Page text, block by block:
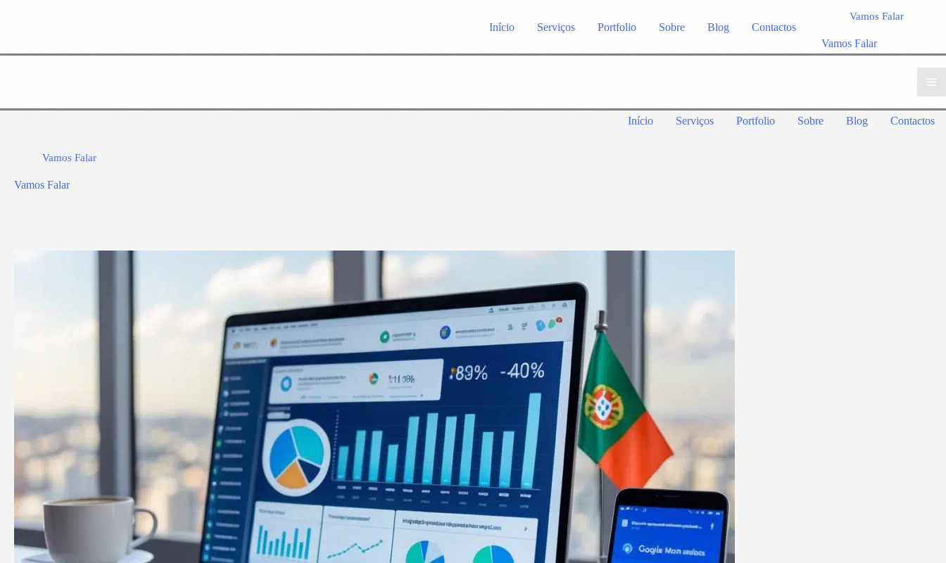
Início Serviços Portfolio Sobre Blog Contactos
Vamos Falar
Vamos Falar
Início Serviços Portfolio Sobre Blog Contactos
Vamos Falar
Vamos Falar